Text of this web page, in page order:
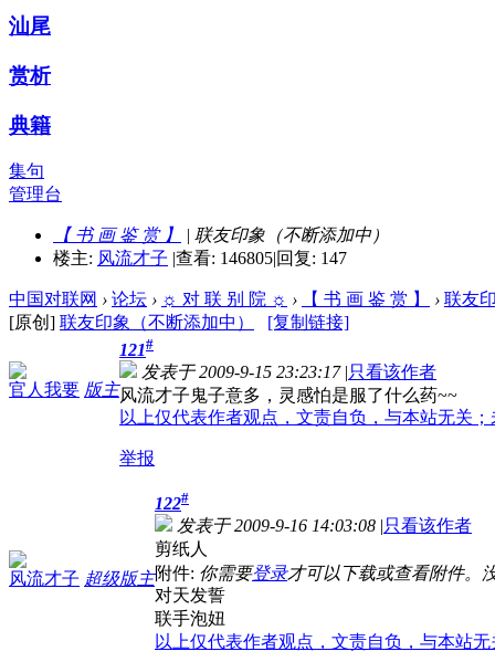
汕尾
赏析
典籍
集句
管理台
【 书 画 鉴 赏 】
| 联友印象（不断添加中）
楼主: 风流才子 |查看: 146805|回复: 147
中国对联网 › 论坛 › ☼ 对 联 别 院 ☼ › 【 书 画 鉴 赏 】 › 联友
[原创] 联友印象（不断添加中） [复制链接]
官人我要 版主
121#
发表于 2009-9-15 23:23:17 |只看该作者
风流才子鬼子意多，灵感怕是服了什么药~~
以上仅代表作者观点，文责自负，与本站无关
举报
风流才子 超级版主
122#
发表于 2009-9-16 14:03:08 |只看该作者
剪纸人
附件: 你需要登录才可以下载或查看附件。
对天发誓
联手泡妞
以上仅代表作者观点，文责自负，与本站